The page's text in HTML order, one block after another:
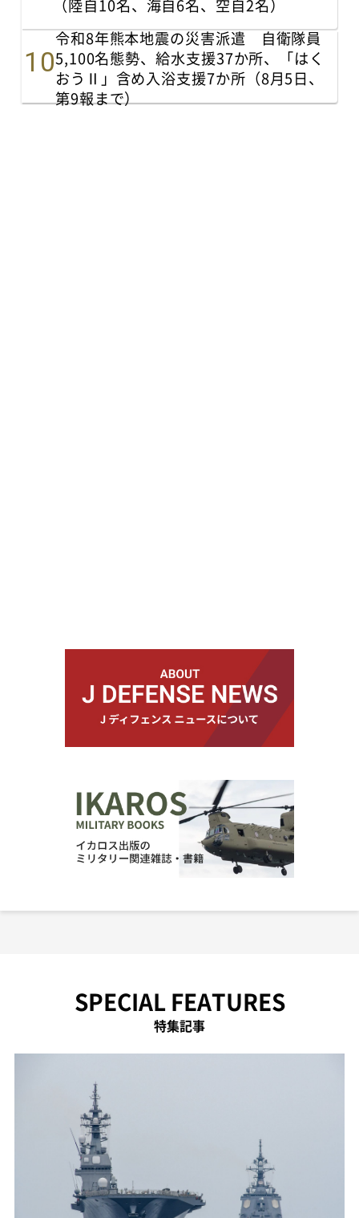
（陸自10名、海自6名、空自2名）
令和8年熊本地震の災害派遣 自衛隊員
5,100名態勢、給水支援37か所、「はく
おうⅡ」含め入浴支援7か所（8月5日、
第9報まで）
SPECIAL FEATURES
特集記事